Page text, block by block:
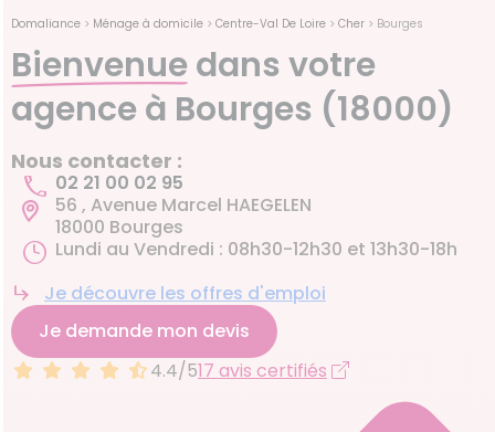
Domaliance > Ménage à domicile > Centre-Val De Loire > Cher > Bourges
Bienvenuedans votre
agence à Bourges (18000)
Nous contacter :
02 21 00 02 95
56 , Avenue Marcel HAEGELEN
18000 Bourges
Lundi au Vendredi : 08h30-12h30 et 13h30-18h
Je découvre les offres d'emploi
Je demande mon devis
4.4/517 avis certifiés